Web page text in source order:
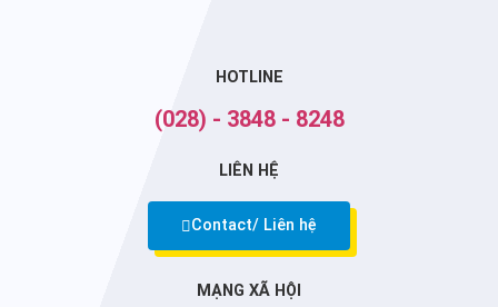
HOTLINE
(028) - 3848 - 8248
LIÊN HỆ
Contact/ Liên hệ
MẠNG XÃ HỘI